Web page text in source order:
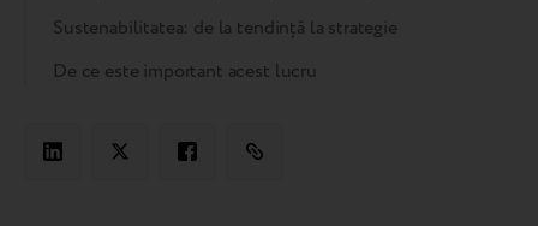
Sustenabilitatea: de la tendință la strategie
De ce este important acest lucru